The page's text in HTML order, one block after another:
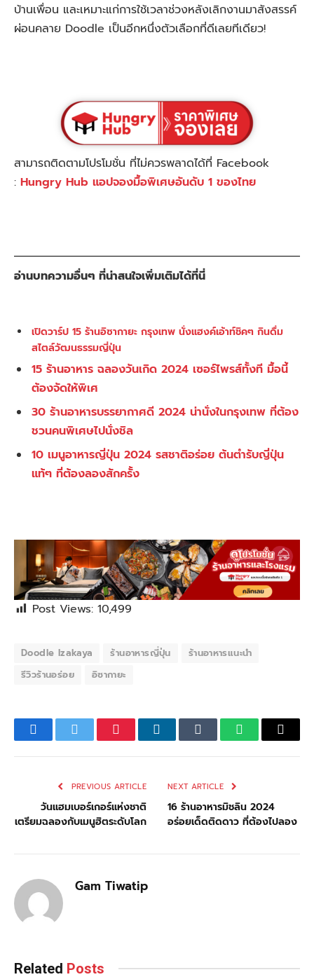
บ้านเพื่อน และเหมาะแก่การใช้เวลาช่วงหลังเลิกงานมาสังสรรค์
ผ่อนคลาย Doodle เป็นอีกหนึ่งตัวเลือกที่ดีเลยทีเดียว!
สามารถติดตามโปรโมชั่น ที่ไม่ควรพลาดได้ที่ Facebook
: Hungry Hub แอปจองมื้อพิเศษอันดับ 1 ของไทย
อ่านบทความอื่นๆ ที่น่าสนใจเพิ่มเติมได้ที่นี่
เปิดวาร์ป 15 ร้านอิซากายะ กรุงเทพ นั่งแฮงค์เอ้าท์ชิคๆ กินดื่ม
สไตล์วัฒนธรรมญี่ปุ่น
15 ร้านอาหาร ฉลองวันเกิด 2024 เซอร์ไพรส์ทั้งที มื้อนี้
ต้องจัดให้พิเศ
30 ร้านอาหารบรรยากาศดี 2024 น่านั่งในกรุงเทพ ที่ต้อง
ชวนคนพิเศษไปนั่งชิล
10 เมนูอาหารญี่ปุ่น 2024 รสชาติอร่อย ต้นตำรับญี่ปุ่น
แท้ๆ ที่ต้องลองสักครั้ง
Post Views: 10,499
Doodle Izakaya ร้านอาหารญี่ปุ่น
ร้านอาหารแนะนำ
รีวิวร้านอร่อย
อิซากายะ
FacebookTwitterPinterestLinkedInTumblrWhatsApp
Email
PREVIOUS ARTICLE
วันแฮมเบอร์เกอร์แห่งชาติ
เตรียมฉลองกับเมนูฮิตระดับโลก
NEXT ARTICLE
16 ร้านอาหารมิชลิน 2024
อร่อยเด็ดติดดาว ที่ต้องไปลอง
Gam Tiwatip
Related Posts